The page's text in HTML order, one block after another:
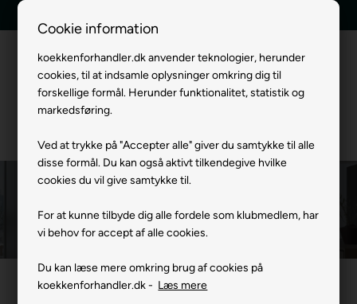
Cookie information
koekkenforhandler.dk anvender teknologier, herunder
cookies, til at indsamle oplysninger omkring dig til
forskellige formål. Herunder funktionalitet, statistik og
markedsføring.
Ved at trykke på "Accepter alle" giver du samtykke til alle
disse formål. Du kan også aktivt tilkendegive hvilke
cookies du vil give samtykke til.
For at kunne tilbyde dig alle fordele som klubmedlem, har
vi behov for accept af alle cookies.
Du kan læse mere omkring brug af cookies på
koekkenforhandler.dk - Læs mere
Menu
Witt Loftemhætter
Forside»Mærker WITT Hvidevarer Witt Emhætte Witt
Filtrer produkter